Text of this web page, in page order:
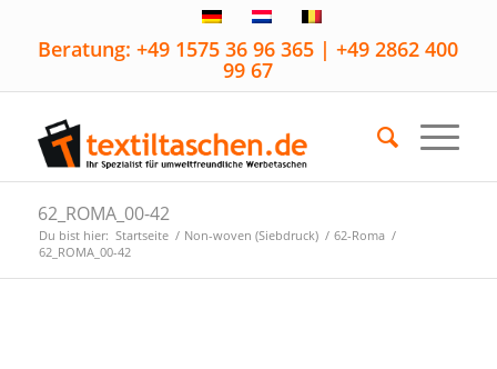
Beratung: +49 1575 36 96 365 | +49 2862 400
99 67
62_ROMA_00-42
Du bist hier: Startseite / Non-woven (Siebdruck) / 62-Roma /
62_ROMA_00-42